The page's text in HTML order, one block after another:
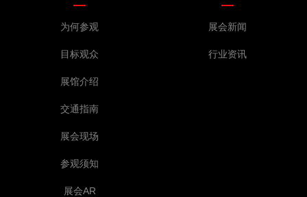
为何参观
目标观众
展馆介绍
交通指南
展会现场
参观须知
展会AR
展会新闻
行业资讯